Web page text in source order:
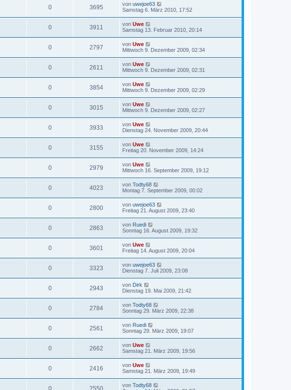
0 3695 von uwejoe63
Samstag 6. März 2010, 17:52
0 3911 von Uwe
Samstag 13. Februar 2010, 20:14
0 2797 von Uwe
Mittwoch 9. Dezember 2009, 02:34
0 2611 von Uwe
Mittwoch 9. Dezember 2009, 02:31
0 3854 von Uwe
Mittwoch 9. Dezember 2009, 02:29
0 3015 von Uwe
Mittwoch 9. Dezember 2009, 02:27
0 3933 von Uwe
Dienstag 24. November 2009, 20:44
0 3155 von Uwe
Freitag 20. November 2009, 14:24
0 2979 von Uwe
Mittwoch 16. September 2009, 19:12
0 4023 von Todty68
Montag 7. September 2009, 00:02
0 2800 von uwejoe63
Freitag 21. August 2009, 23:40
0 2863 von Ruedi
Sonntag 16. August 2009, 19:32
0 3601 von Uwe
Freitag 14. August 2009, 20:04
0 3323 von uwejoe63
Dienstag 7. Juli 2009, 23:08
0 2943 von Dirk
Dienstag 19. Mai 2009, 21:42
0 2784 von Todty68
Sonntag 29. März 2009, 22:38
0 2561 von Ruedi
Sonntag 29. März 2009, 19:07
0 2662 von Uwe
Samstag 21. März 2009, 19:56
0 2416 von Uwe
Samstag 21. März 2009, 19:49
0 2550 von Todty68